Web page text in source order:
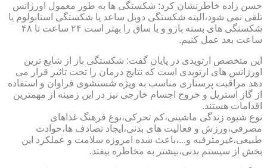
حسن زاده خاطرنشان کرد: شکستگی ها به طور معمول اورژانس
تلقی نمی شود،البته شکستگی دوبل ساعد یا شکستگی استابولوم یا
شکستگی های بسته بازو و یا ساق را بهتر است ۲۴ ساعت تا ۴۸
ساعت بعد عمل کنیم.
این متخصص ارتوپدی در پایان گفت: شکستگی باز از شایع ترین
اورژانس های ارتوپدی است که نتایج درمان را تحت تاثیر قرار می
دهد مراقبت پرستاری مناسب به ویژه شستشوی فراوان و استفاده
از گاز استریل و خروج اجسام خارجی نیز در این زمینه از مهمترین
اقدامات هستند.
نوع شیوه زندگی ماشینی،کم تحرکی،نوع فرهنگ غذاهای
مصرفی،ورزش و فعالیت های بدنی،ایجاد تصادف ها،حوادث
طبیعی،غیرمترقبه و...،باعث شده امروزه سلامت و عملکرد این
بخش از سیستم بدنی،بیشتر به مخاطره بیفتد.